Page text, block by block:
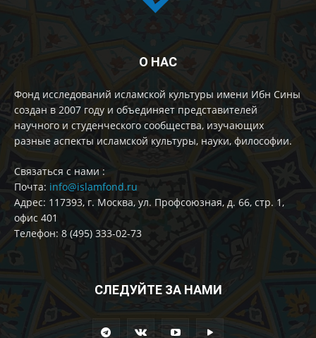
О НАС
Фонд исследований исламской культуры имени Ибн Сины
создан в 2007 году и объединяет представителей
научного и студенческого сообщества, изучающих
разные аспекты исламской культуры, науки, философии.
Cвязаться с нами :
Почта: info@islamfond.ru
Адрес: 117393, г. Москва, ул. Профсоюзная, д. 66, стр. 1,
офис 401
Телефон: 8 (495) 333-02-73
СЛЕДУЙТЕ ЗА НАМИ